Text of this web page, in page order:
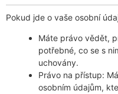
Pokud jde o vaše osobní
Máte právo vědět,
potřebné, co se s
uchovány.
Právo na přístup:
osobním údajům,